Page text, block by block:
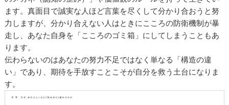
ます。真面目で誠実な人ほど言葉を尽くして分かり合おうと努
力しますが、分かり合えない人はときにこころの防衛機制が暴
走し、あなた自身を「こころのゴミ箱」にしてしまうこともあ
ります。
伝わらないのはあなたの努力不足ではなく単なる「構造の違
い」であり、期待を手放すことこそが自分を救う土台になりま
す。